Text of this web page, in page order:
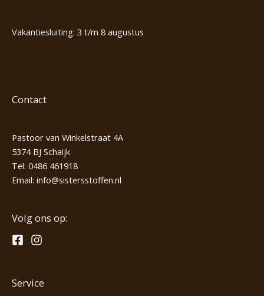
Vakantiesluiting: 3 t/m 8 augustus
Contact
Pastoor van Winkelstraat 4A
5374 BJ Schaijk
Tel: 0486 461918
Email: info@sistersstoffen.nl
Volg ons op:
Service